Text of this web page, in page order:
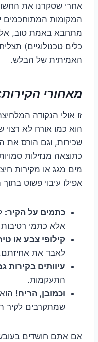
אחרי שסקרנו את
המקומות המתוחכמים
מתחבא באמת טוב,
כלים טכנולוגיים)
האמיתית של הבלש.
מאחורי
זו אולי הנקודה
הוא כמו אורח לא
שכירות, וגם הורס את
כתוצאה מנזילות
מים מגג או מקירות
אפילו עיבוי פשוט
כתמים על הקיר:
אלא כתמי
קילופי צבע או
לאבד את אחיזתם.
עיוותים בקירות
התעקמות.
וכמובן, הריח!
שמתקרבים לקיר
אם אתם חושדים